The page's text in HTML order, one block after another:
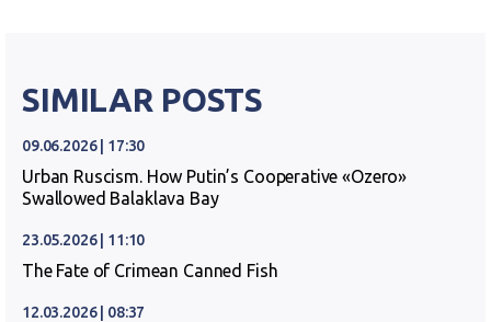
SIMILAR POSTS
09.06.2026 | 17:30
Urban Ruscism. How Putin’s Cooperative «Ozero»
Swallowed Balaklava Bay
23.05.2026 | 11:10
The Fate of Crimean Canned Fish
12.03.2026 | 08:37